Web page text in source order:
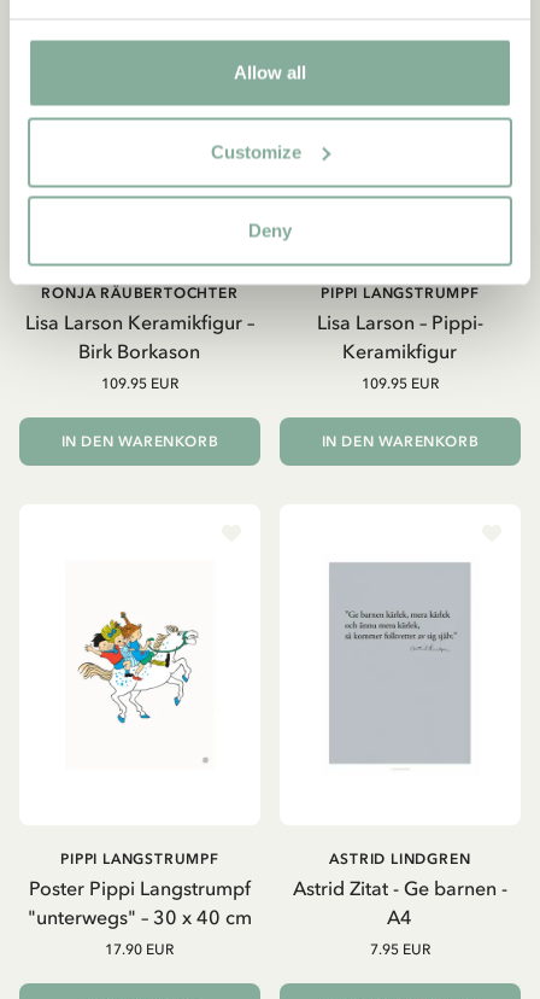
Allow all
Customize
Deny
Lisa Larson Keramikfigur –
Birk Borkason
RONJA RÄUBERTOCHTER
109.95 EUR
IN DEN WARENKORB
Lisa Larson – Pippi-
Keramikfigur
PIPPI LANGSTRUMPF
109.95 EUR
IN DEN WARENKORB
Poster Pippi Langstrumpf
"unterwegs" – 30 x 40 cm
PIPPI LANGSTRUMPF
17.90 EUR
Astrid Zitat - Ge barnen -
A4
ASTRID LINDGREN
7.95 EUR